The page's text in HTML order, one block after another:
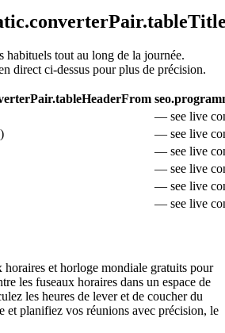
habituels tout au long de la journée.
direct ci-dessus pour plus de précision.
— see live
)
— see live
— see live
— see live
— see live
— see live
horaires et horloge mondiale gratuits pour
les fuseaux horaires dans un espace de
les heures de lever et de coucher du
et planifiez vos réunions avec précision, le